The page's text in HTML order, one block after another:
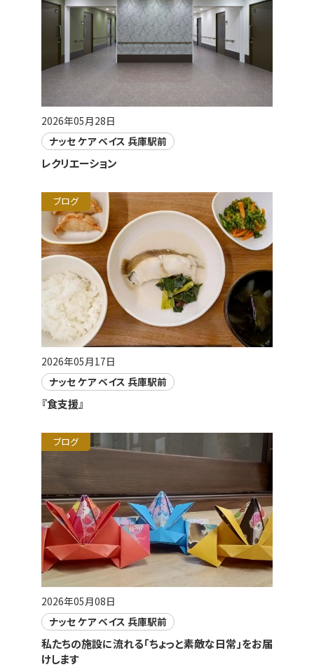
2026年05月28日
ナッセ ケア ベイス 兵庫駅前
レクリエーション
ブログ
2026年05月17日
ナッセ ケア ベイス 兵庫駅前
『食支援』
ブログ
2026年05月08日
ナッセ ケア ベイス 兵庫駅前
私たちの施設に流れる「ちょっと素敵な日常」をお届
けします